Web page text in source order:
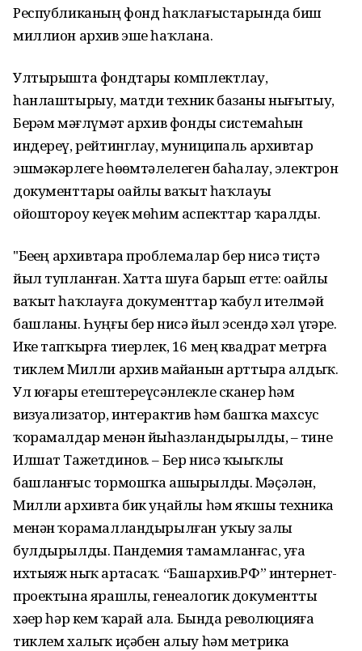
Республиканың фонд һаҡлағыстарында биш
миллион архив эше һаҡлана.
Ултырышта фондтарҙы комплектлау,
һанлаштырыу, матди техник базаны нығытыу,
Берҙәм мәғлүмәт архив фонды системаһын
индереү, рейтинглау, муниципаль архивтар
эшмәкәрлеге һөҙөмтәлелеген баһалау, электрон
документтарҙы оҙайлы ваҡыт һаҡлауҙы
ойоштороу кеүек мөһим аспекттар ҡаралды.
"Беҙҙең архивтарҙа проблемалар бер нисә тиҫтә
йыл тупланған. Хатта шуға барып етте: оҙайлы
ваҡыт һаҡлауға документтар ҡабул ителмәй
башланы. Һуңғы бер нисә йыл эсендә хәл үҙгәрҙе.
Ике тапҡырға тиерлек, 16 мең квадрат метрға
тиклем Милли архив майҙанын арттыра алдыҡ.
Ул юғары етештереүсәнлекле сканер һәм
визуализатор, интерактив һәм башҡа махсус
ҡорамалдар менән йыһазландырылды, – тине
Илшат Тажетдинов. – Бер нисә ҡыҙыҡлы
башланғыс тормошҡа ашырылды. Мәҫәлән,
Милли архивта бик уңайлы һәм яҡшы техника
менән ҡорамалландырылған уҡыу залы
булдырылды. Пандемия тамамланғас, уға
ихтыяж ныҡ артасаҡ. “Башархив.РФ” интернет-
проектына ярашлы, генеалогик документты
хәҙер һәр кем ҡарай ала. Бында революцияға
тиклем халыҡ иҫәбен алыу һәм метрика